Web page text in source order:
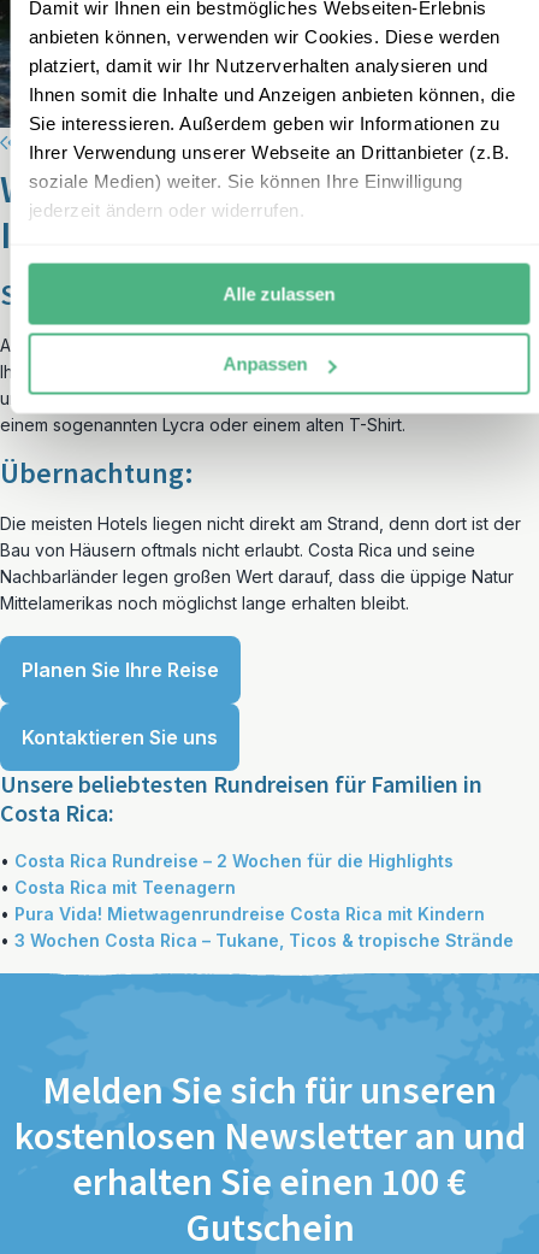
Damit wir Ihnen ein bestmögliches Webseiten-Erlebnis
anbieten können, verwenden wir Cookies. Diese werden
platziert, damit wir Ihr Nutzerverhalten analysieren und
Ihnen somit die Inhalte und Anzeigen anbieten können, die
Sie interessieren. Außerdem geben wir Informationen zu
Ihrer Verwendung unserer Webseite an Drittanbieter (z.B.
soziale Medien) weiter. Sie können Ihre Einwilligung
jederzeit ändern oder widerrufen.
Alle zulassen
Anpassen
Weitere Tipps und Hinweise für
Ihre Strandtage
Sonnenschutz
Auch an bewölkten Tagen ist ausreichend Sonnencreme während
Ihres Strandaufenthalts in Costa Rica unumgänglich. Beim Surfen
und Schnorcheln schützen Sie Ihren Oberkörper am besten mit
einem sogenannten Lycra oder einem alten T-Shirt.
Übernachtung:
Die meisten Hotels liegen nicht direkt am Strand, denn dort ist der
Bau von Häusern oftmals nicht erlaubt. Costa Rica und seine
Nachbarländer legen großen Wert darauf, dass die üppige Natur
Mittelamerikas noch möglichst lange erhalten bleibt.
Planen Sie Ihre Reise
Kontaktieren Sie uns
Unsere beliebtesten Rundreisen für Familien in
Costa Rica:
• Costa Rica Rundreise – 2 Wochen für die Highlights
• Costa Rica mit Teenagern
• Pura Vida! Mietwagenrundreise Costa Rica mit Kindern
• 3 Wochen Costa Rica – Tukane, Ticos & tropische Strände
Melden Sie sich für unseren
kostenlosen Newsletter an und
erhalten Sie einen 100 €
Gutschein